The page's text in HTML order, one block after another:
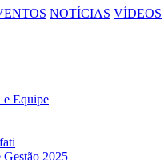
NOTÍCIAS VÍDEOS
e Equipe
2025